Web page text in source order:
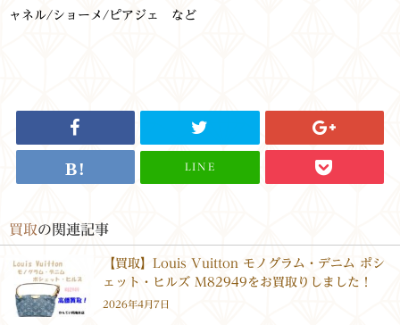
ャネル/ショーメ/ピアジェ など
LINE
買取の関連記事
【買取】Louis Vuitton モノグラム・デニム ポシ
ェット・ヒルズ M82949をお買取りしました！
2026年4月7日